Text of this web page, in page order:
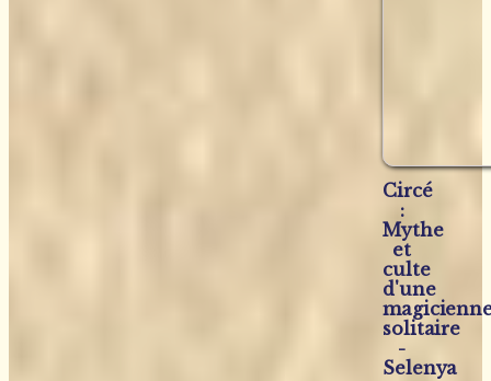
Circé
:
Mythe
et
culte
d'une
solitaire
-
Selenya